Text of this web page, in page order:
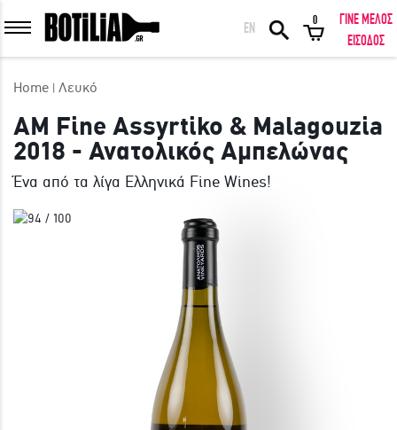
ΕΙΣΟΔΟΣ ΜΕΛΩΝ
Να με θυμάσαι
ΕΙΣΟΔΟΣ ΜΕ FACEBOOK
ΕΚΠΛΗΚΤΙΚΑ ΚΡΑΣΙΑ ΑΠΟ ΟΛΟ ΤΟΝ ΚΟΣΜΟ ΣΤΗΝ ΠΟΡΤΑ ΣΟΥ ΣΕ
ΜΟΝΑΔΙΚΕΣ ΠΡΟΣΦΟΡΕΣ!
EN
0
ΓΙΝΕ ΜΕΛΟΣ
ΕΙΣΟΔΟΣ
Home Λευκό
AM Fine Assyrtiko & Malagouzia
2018 - Ανατολικός Αμπελώνας
Ένα από τα λίγα Ελληνικά Fine Wines!